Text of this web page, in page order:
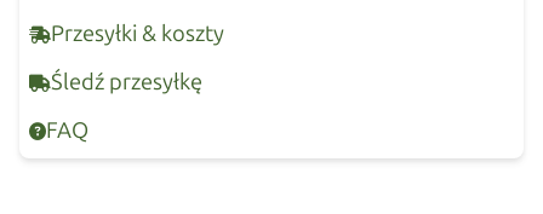
Przesyłki & koszty
Śledź przesyłkę
FAQ